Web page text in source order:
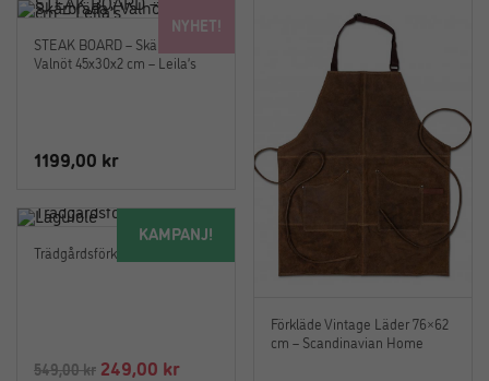
NYHET!
STEAK BOARD – Skärbräda i
Valnöt 45x30x2 cm – Leila’s
1199,00 kr
Förkläde Vintage Läder 76×62
cm – Scandinavian Home
KAMPANJ!
Trädgårdsförkläde – Laguiole
549,00kr Det
249,00 krDet